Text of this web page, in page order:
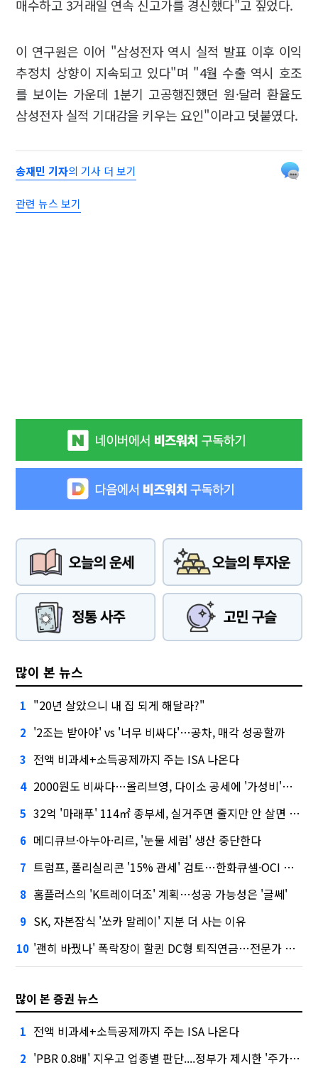
매수하고 3거래일 연속 신고가를 경신했다"고 짚었다.
이 연구원은 이어 "삼성전자 역시 실적 발표 이후 이익
추정치 상향이 지속되고 있다"며 "4월 수출 역시 호조
를 보이는 가운데 1분기 고공행진했던 원·달러 환율도
삼성전자 실적 기대감을 키우는 요인"이라고 덧붙였다.
송재민 기자의 기사 더 보기
관련 뉴스 보기
많이 본 뉴스
1 "20년 살았으니 내 집 되게 해달라?"
2 '2조는 받아야' vs '너무 비싸다'…공차, 매각 성공할까
3 전액 비과세+소득공제까지 주는 ISA 나온다
4 2000원도 비싸다…올리브영, 다이소 공세에 '가성비'로 맞불
5 32억 '마래푸' 114㎡ 종부세, 실거주면 줄지만 안 살면 2.5배
6 메디큐브·아누아·리르, '눈물 세럼' 생산 중단한다
7 트럼프, 폴리실리콘 '15% 관세' 검토…한화큐셀·OCI 영향은?
8 홈플러스의 'K트레이더조' 계획…성공 가능성은 '글쎄'
9 SK, 자본잠식 '쏘카 말레이' 지분 더 사는 이유
10 '괜히 바꿨나' 폭락장이 할퀸 DC형 퇴직연금…전문가 조언은
많이 본 증권 뉴스
1 전액 비과세+소득공제까지 주는 ISA 나온다
2 'PBR 0.8배' 지우고 업종별 판단....정부가 제시한 '주가 누르기' 방지법